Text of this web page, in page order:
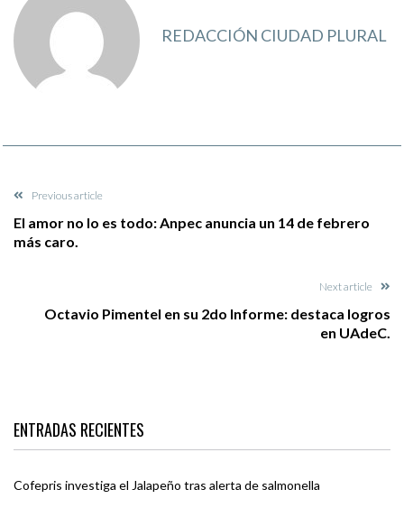
REDACCIÓN CIUDAD PLURAL
Previous article
El amor no lo es todo: Anpec anuncia un 14 de febrero
más caro.
Next article
Octavio Pimentel en su 2do Informe: destaca logros
en UAdeC.
ENTRADAS RECIENTES
Cofepris investiga el Jalapeño tras alerta de salmonella